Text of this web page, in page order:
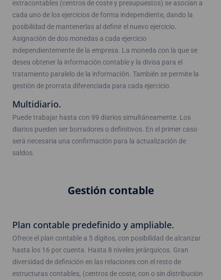
extracontables (centros de coste y presupuestos) se asocian a
cada uno de los ejercicios de forma independiente, dando la
posibilidad de mantenerlas al definir el nuevo ejercicio.
Asignación de dos monedas a cada ejercicio
independientemente de la empresa. La moneda con la que se
desea obtener la información contable y la divisa para el
tratamiento paralelo de la información. También se permite la
gestión de prorrata diferenciada para cada ejercicio.
Multidiario.
Puede trabajar hasta con 99 diarios simultáneamente. Los
diarios pueden ser borradores o definitivos. En el primer caso
será necesaria una confirmación para la actualización de
saldos.
Gestión contable
Plan contable predefinido y ampliable.
Ofrece el plan contable a 5 dígitos, con posibilidad de alcanzar
hasta los 16 por cuenta. Hasta 8 niveles jerárquicos. Gran
diversidad de definición en las relaciones con el resto de
estructuras contables, (centros de coste, con o sin distribución